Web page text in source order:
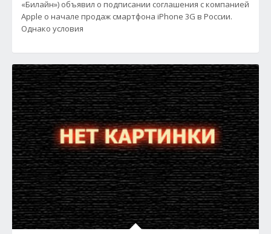
«Билайн») объявил о подписании соглашения с компанией
Apple о начале продаж смартфона iPhone 3G в России.
Однако условия